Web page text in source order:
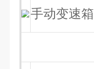
手动变速